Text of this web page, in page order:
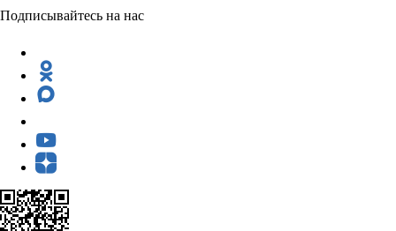
Подписывайтесь на нас